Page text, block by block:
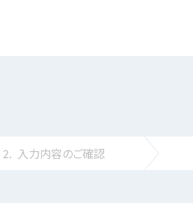
2. 入力内容のご確認